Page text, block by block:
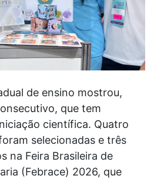
de ensino mostrou,
que tem
científica. Quatro
selecionadas e três
na Feira Brasileira de
(Febrace) 2026, que